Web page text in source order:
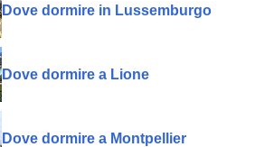
Dove dormire in Lussemburgo
Dove dormire a Lione
Dove dormire a Montpellier